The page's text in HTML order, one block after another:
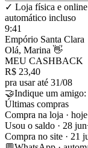
✓ Loja física e online
automático incluso
9:41
Empório Santa Clara
Olá, Marina 👋
MEU CASHBACK
R$ 23,40
pra usar até 31/08
🤝Indique um
Últimas compras
Compra na loja · hoje
Usou o saldo · 28 jun
Compra no site · 21